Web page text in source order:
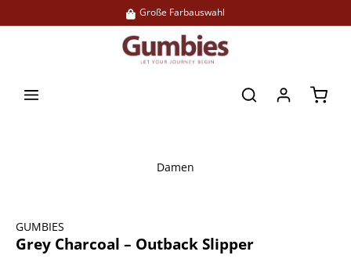
Große Farbauswahl
Damen
GUMBIES
Grey Charcoal – Outback Slipper